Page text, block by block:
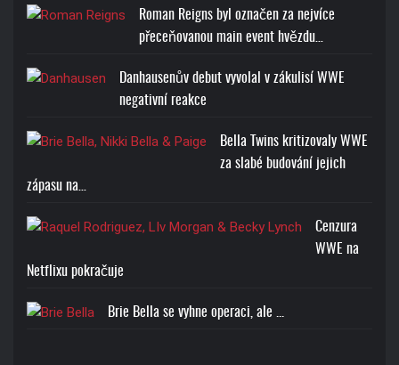
Roman Reigns byl označen za nejvíce
přeceňovanou main event hvězdu…
Danhausenův debut vyvolal v zákulisí WWE
negativní reakce
Bella Twins kritizovaly WWE
za slabé budování jejich
zápasu na…
Cenzura
WWE na
Netflixu pokračuje
Brie Bella se vyhne operaci, ale ...